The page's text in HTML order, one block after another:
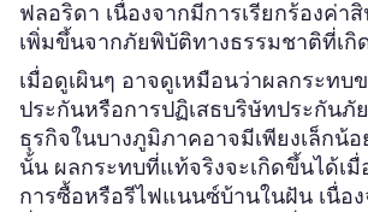
ฟลอริดา เนื่องจากมีการเรียกร้องค่า
เพิ่มขึ้นจากภัยพิบัติทางธรรมชาติที่เ
เมื่อดูเผินๆ อาจดูเหมือนว่าผลกระทบข
ประกันหรือการปฏิเสธบริษัทประกันภั
ธุรกิจในบางภูมิภาคอาจมีเพียงเล็กน้
นั้น ผลกระทบที่แท้จริงจะเกิดขึ้นได้เ
การซื้อหรือรีไฟแนนซ์บ้านในฝัน เนื่อ